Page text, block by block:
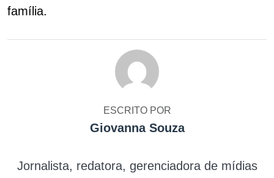
família.
ESCRITO POR
Giovanna Souza
Jornalista, redatora, gerenciadora de mídias